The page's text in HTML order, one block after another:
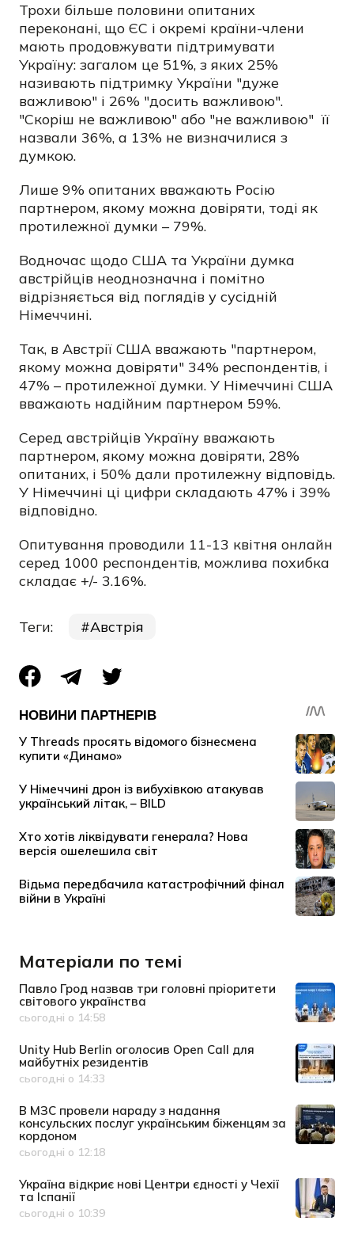
Трохи більше половини опитаних
переконані, що ЄС і окремі країни-члени
мають продовжувати підтримувати
Україну: загалом це 51%, з яких 25%
називають підтримку України "дуже
важливою" і 26% "досить важливою".
"Скоріш не важливою" або "не важливою" її
назвали 36%, а 13% не визначилися з
думкою.
Лише 9% опитаних вважають Росію
партнером, якому можна довіряти, тоді як
протилежної думки – 79%.
Водночас щодо США та України думка
австрійців неоднозначна і помітно
відрізняється від поглядів у сусідній
Німеччині.
Так, в Австрії США вважають "партнером,
якому можна довіряти" 34% респондентів, і
47% – протилежної думки. У Німеччині США
вважають надійним партнером 59%.
Серед австрійців Україну вважають
партнером, якому можна довіряти, 28%
опитаних, і 50% дали протилежну відповідь.
У Німеччині ці цифри складають 47% і 39%
відповідно.
Опитування проводили 11-13 квітня онлайн
серед 1000 респондентів, можлива похибка
складає +/- 3.16%.
Теги: Австрія
Матеріали по темі
Павло Грод назвав три головні пріоритети
світового українства
Дата публікації
сьогодні о 14:58
Unity Hub Berlin оголосив Open Call для
майбутніх резидентів
Дата публікації
сьогодні о 14:33
В МЗС провели нараду з надання
консульских послуг українським біженцям за
кордоном
Дата публікації
сьогодні о 12:18
Україна відкриє нові Центри єдності у Чехії
та Іспанії
Дата публікації
сьогодні о 10:39